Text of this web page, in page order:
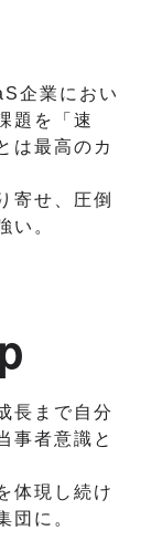
企業におい
題を「速
は最高のカ
寄せ、圧倒
い。
長まで自分
事者意識と
体現し続け
団に。